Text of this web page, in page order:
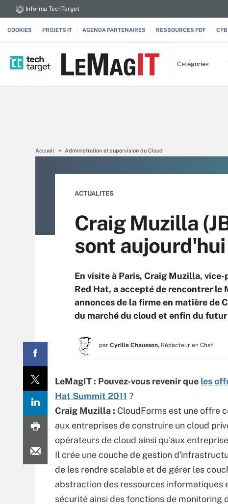
Informa TechTarget
COOKIES PROJETS IT AGENDA PARTENAIRES RESSOURCES PDF
Catégories
Accueil Administration et supervision du Cloud
ACTUALITES
Craig Muzilla
sont
En visite à Paris, Craig Muzilla,
Red Hat, a accepté de rencontrer le
annonces de la firme en matière de
du marché du cloud et enfin du
par Cyrille Chausson, Rédacteur en Chef
LeMagIT : Pouvez-vous revenir que les
Hat Summit 2011 ?
Craig Muzilla : CloudForms est une offre
aux entreprises de construire un cloud
opérateurs de cloud ainsi qu'aux
Il crée une couche de gestion
de les rendre scalable et de gérer les
abstraction des ressources informatiques
sécurité ainsi des fonctions de